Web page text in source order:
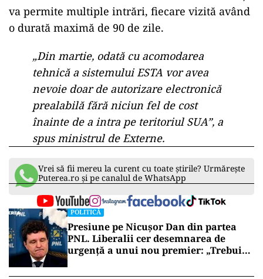
va permite multiple intrări, fiecare vizită având
o durată maximă de 90 de zile.
„Din martie, odată cu acomodarea
tehnică a sistemului ESTA vor avea
nevoie doar de autorizare electronică
prealabilă fără niciun fel de cost
înainte de a intra pe teritoriul SUA”, a
spus ministrul de Externe.
Vrei să fii mereu la curent cu toate știrile? Urmărește
Puterea.ro și pe canalul de WhatsApp
POLITICĂ
Presiune pe Nicușor Dan din partea
PNL. Liberalii cer desemnarea de
urgență a unui nou premier: „Trebuie